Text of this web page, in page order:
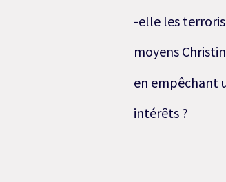
-elle les
moyens
en empêchant
intérêts ?